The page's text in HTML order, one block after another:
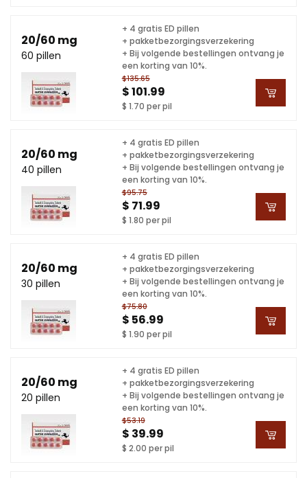
20/60 mg
60 pillen
$135.65
$ 101.99
$ 1.70 per pil
+ 4 gratis ED pillen
+ pakketbezorgingsverzekering
+ Bij volgende bestellingen ontvang je
een korting van 10%.
20/60 mg
40 pillen
$95.75
$ 71.99
$ 1.80 per pil
+ 4 gratis ED pillen
+ pakketbezorgingsverzekering
+ Bij volgende bestellingen ontvang je
een korting van 10%.
20/60 mg
30 pillen
$75.80
$ 56.99
$ 1.90 per pil
+ 4 gratis ED pillen
+ pakketbezorgingsverzekering
+ Bij volgende bestellingen ontvang je
een korting van 10%.
20/60 mg
20 pillen
$53.19
$ 39.99
$ 2.00 per pil
+ 4 gratis ED pillen
+ pakketbezorgingsverzekering
+ Bij volgende bestellingen ontvang je
een korting van 10%.